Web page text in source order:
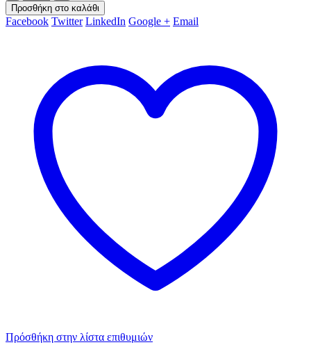
Προσθήκη στο καλάθι
Facebook Twitter LinkedIn Google + Email
Πρόσθήκη στην λίστα επιθυμιών